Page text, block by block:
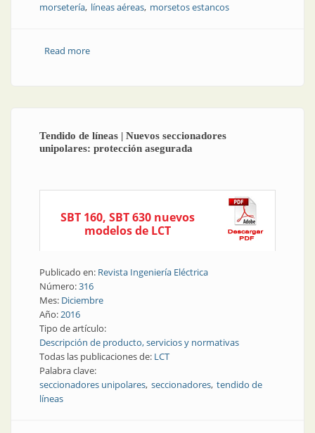
morsetería líneas aéreas morsetos estancos
Read moreabout Morsetería | Morsetos estancos para una
Tendido de líneas | Nuevos seccionadores
unipolares: protección asegurada
SBT 160, SBT 630 nuevos
modelos de LCT
Publicado en: Revista Ingeniería Eléctrica
Número:316
Mes: Diciembre
Año:2016
Tipo de artículo:
Descripción de producto, servicios y normativas
Todas las publicaciones de: LCT
Palabra clave:
seccionadores unipolares seccionadores tendido de
líneas